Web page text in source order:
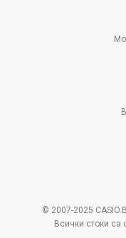
© 2007-2025
Всички стоки са